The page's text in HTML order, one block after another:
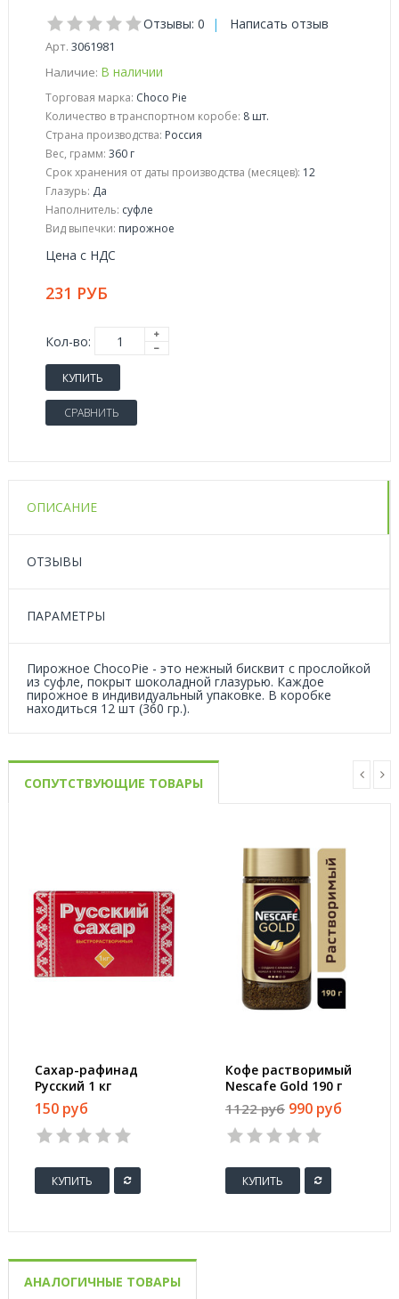
Отзывы: 0 | Написать отзыв
Арт. 3061981
Наличие: В наличии
Торговая марка: Choco Pie
Количество в транспортном коробе: 8 шт.
Страна производства: Россия
Вес, грамм: 360 г
Срок хранения от даты производства (месяцев): 12
Глазурь: Да
Наполнитель: суфле
Вид выпечки: пирожное
Цена с НДС
231 РУБ
Кол-во:
КУПИТЬ
СРАВНИТЬ
ОПИСАНИЕ
ОТЗЫВЫ
ПАРАМЕТРЫ
Пирожное ChocoPie - это нежный бисквит с прослойкой
из суфле, покрыт шоколадной глазурью. Каждое
пирожное в индивидуальный упаковке. В коробке
находиться 12 шт (360 гр.).
СОПУТСТВУЮЩИЕ ТОВАРЫ
Сахар-рафинад
Русский 1 кг
150 руб
КУПИТЬ
Кофе растворимый
Nescafe Gold 190 г
(стекло)
1122 руб 990 руб
КУПИТЬ
АНАЛОГИЧНЫЕ ТОВАРЫ